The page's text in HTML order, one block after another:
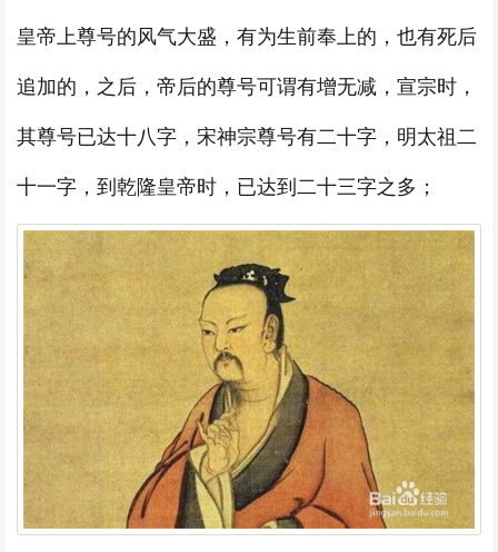
皇帝上尊号的风气大盛，有为生前奉上的，也有死后
追加的，之后，帝后的尊号可谓有增无减，宣宗时，
其尊号已达十八字，宋神宗尊号有二十字，明太祖二
十一字，到乾隆皇帝时，已达到二十三字之多；